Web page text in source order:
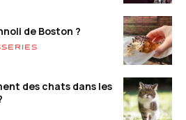
de Boston ?
des chats dans les